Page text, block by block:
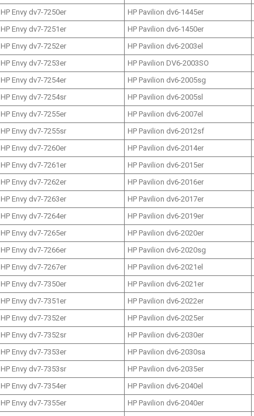
HP Envy dv7-7250er
HP Pavilion dv6-1445er
HP Envy dv7-7251er
HP Pavilion dv6-1450er
HP Envy dv7-7252er
HP Pavilion dv6-2003el
HP Envy dv7-7253er
HP Pavilion DV6-2003SO
HP Envy dv7-7254er
HP Pavilion dv6-2005sg
HP Envy dv7-7254sr
HP Pavilion dv6-2005sl
HP Envy dv7-7255er
HP Pavilion dv6-2007el
HP Envy dv7-7255sr
HP Pavilion dv6-2012sf
HP Envy dv7-7260er
HP Pavilion dv6-2014er
HP Envy dv7-7261er
HP Pavilion dv6-2015er
HP Envy dv7-7262er
HP Pavilion dv6-2016er
HP Envy dv7-7263er
HP Pavilion dv6-2017er
HP Envy dv7-7264er
HP Pavilion dv6-2019er
HP Envy dv7-7265er
HP Pavilion dv6-2020er
HP Envy dv7-7266er
HP Pavilion dv6-2020sg
HP Envy dv7-7267er
HP Pavilion dv6-2021el
HP Envy dv7-7350er
HP Pavilion dv6-2021er
HP Envy dv7-7351er
HP Pavilion dv6-2022er
HP Envy dv7-7352er
HP Pavilion dv6-2025er
HP Envy dv7-7352sr
HP Pavilion dv6-2030er
HP Envy dv7-7353er
HP Pavilion dv6-2030sa
HP Envy dv7-7353sr
HP Pavilion dv6-2035er
HP Envy dv7-7354er
HP Pavilion dv6-2040el
HP Envy dv7-7355er
HP Pavilion dv6-2040er